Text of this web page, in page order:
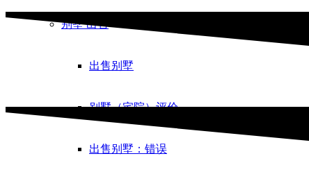
别墅出售
出售别墅
别墅（宅院）评价
出售别墅：错误